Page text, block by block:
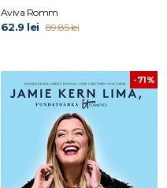
Aviva Romm
62.9 lei 89.85 lei
-71%